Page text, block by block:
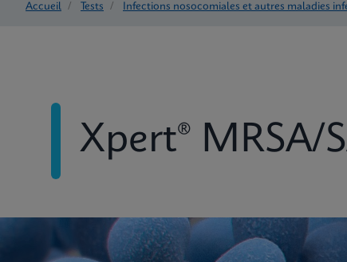
Accueil / Tests / Infections nosocomiales et autres maladies
Xpert® MRSA/